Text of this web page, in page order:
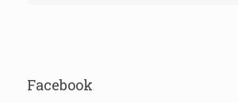
Facebook